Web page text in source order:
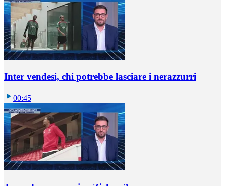
Inter vendesi, chi potrebbe lasciare i nerazzurri
00:45